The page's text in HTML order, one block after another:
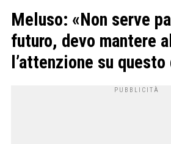
Meluso: «Non serve
futuro, devo mantere
l’attenzione su